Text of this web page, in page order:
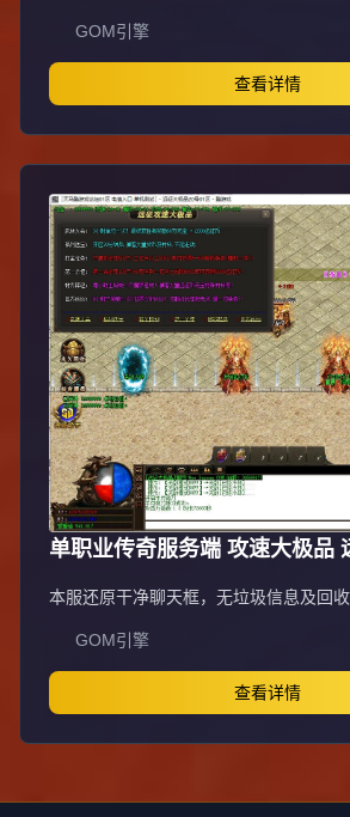
（10:30/13:30/16:30/19:30/22:30），
全装备怪物爆率无保留，物品来源完全
统；重金定制GK反外挂系统，全面封禁
造绿色公平环境。每日五区连开人气霸
统一攻沙，激情PK体验。装备全靠野外
优惠不卖装备，公平无黑幕；防盗提示
账号安全谨防诈骗。
GOM引擎
查看详情
单职业传奇服务端 攻速大极品
版 GOM引擎
本服还原干净聊天框，无垃圾信息及回
群联系客服完美解答，无论是否消费均
公平对待。交易安全需通过商铺RMB点
仅10%；私下交易一经查实封号并清除
刷屏、骂人小号占安全区，违者警告或
外挂，发现必删永不解封。
GOM引擎
查看详情